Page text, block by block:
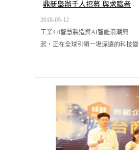
鼎新舉辦千人招募 與求職者
共贏未來
2018-09-12
工業4.0智慧製造與AI智能浪潮興
起，正在全球引領一場深遠的科技變
型產業人才的需求與融合，不僅企業
轉型，未來的數位人才也將有機會趁
此大勢在原有的利基點上轉型加乘。
鼎新電腦引領企業面向智能新時代的
因應與轉型，開啟《智能+新職涯》